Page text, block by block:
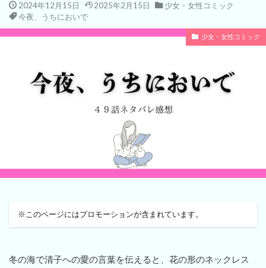
2024年12月15日 2025年2月15日
少女・女性コミック
今夜、うちにおいで
少女・女性コミック
※このページにはプロモーションが含まれています。
冬の海で清子への愛の言葉を伝えると、花の形のネックレス